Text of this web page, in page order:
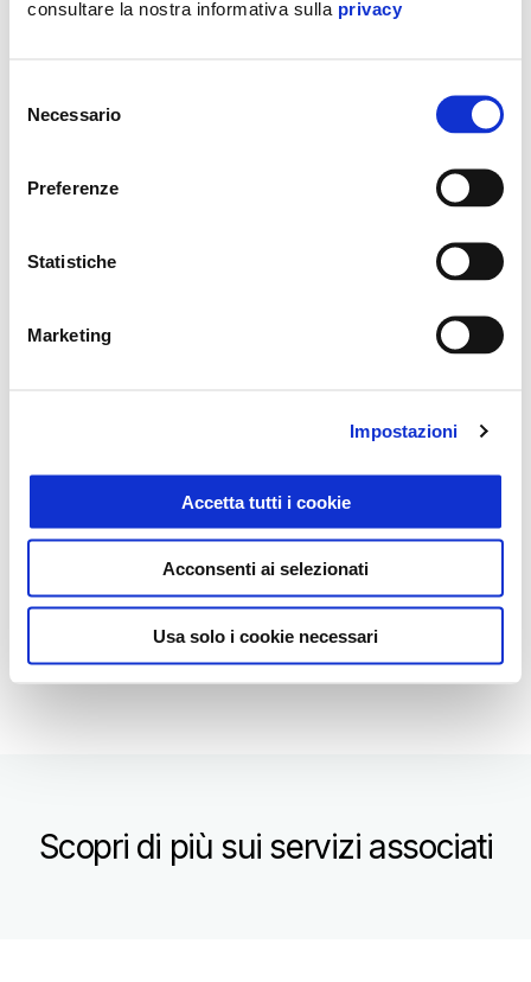
consultare la nostra informativa sulla privacy
delNecessario
Preferenze
Statistiche
Marketing
Impostazioni
Accetta tutti i cookie
Acconsenti ai selezionati
Usa solo i cookie necessari
Traino
Informazioni (solo Italia)
Trasporto passeggeri / Taxi
Scopri di più sui servizi associati